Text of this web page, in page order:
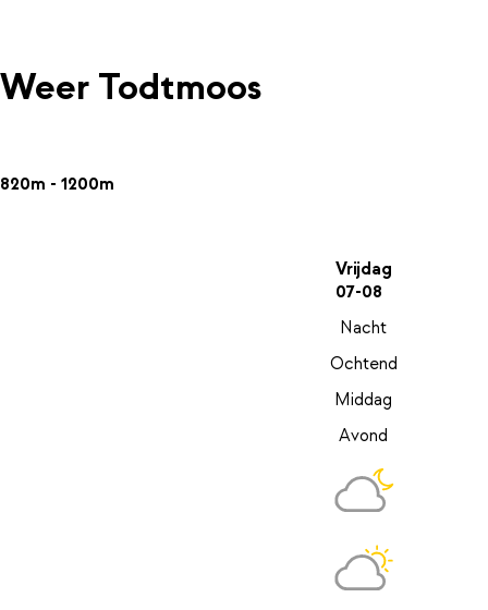
Weer Todtmoos
820m - 1200m
Vrijdag
07-08
Nacht
Ochtend
Middag
Avond